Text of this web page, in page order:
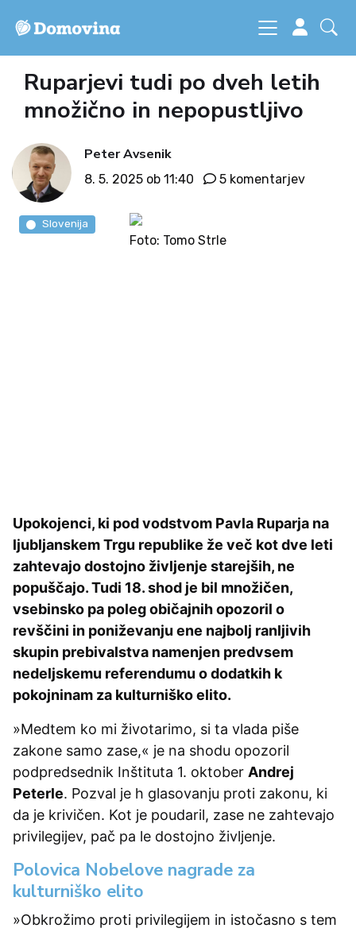
Ruparjevi tudi po dveh letih
množično in nepopustljivo
Peter Avsenik
8. 5. 2025 ob 11:40 5 komentarjev
Foto: Tomo Strle
Slovenija
Upokojenci, ki pod vodstvom Pavla Ruparja na
ljubljanskem Trgu republike že več kot dve leti
zahtevajo dostojno življenje starejših, ne
popuščajo. Tudi 18. shod je bil množičen,
vsebinsko pa poleg običajnih opozoril o
revščini in poniževanju ene najbolj ranljivih
skupin prebivalstva namenjen predvsem
nedeljskemu referendumu o dodatkih k
pokojninam za kulturniško elito.
»Medtem ko mi životarimo, si ta vlada piše
zakone samo zase,« je na shodu opozoril
podpredsednik Inštituta 1. oktober Andrej
Peterle. Pozval je h glasovanju proti zakonu, ki
da je krivičen. Kot je poudaril, zase ne zahtevajo
privilegijev, pač pa le dostojno življenje.
Polovica Nobelove nagrade za
kulturniško elito
»Obkrožimo proti privilegijem in istočasno s tem